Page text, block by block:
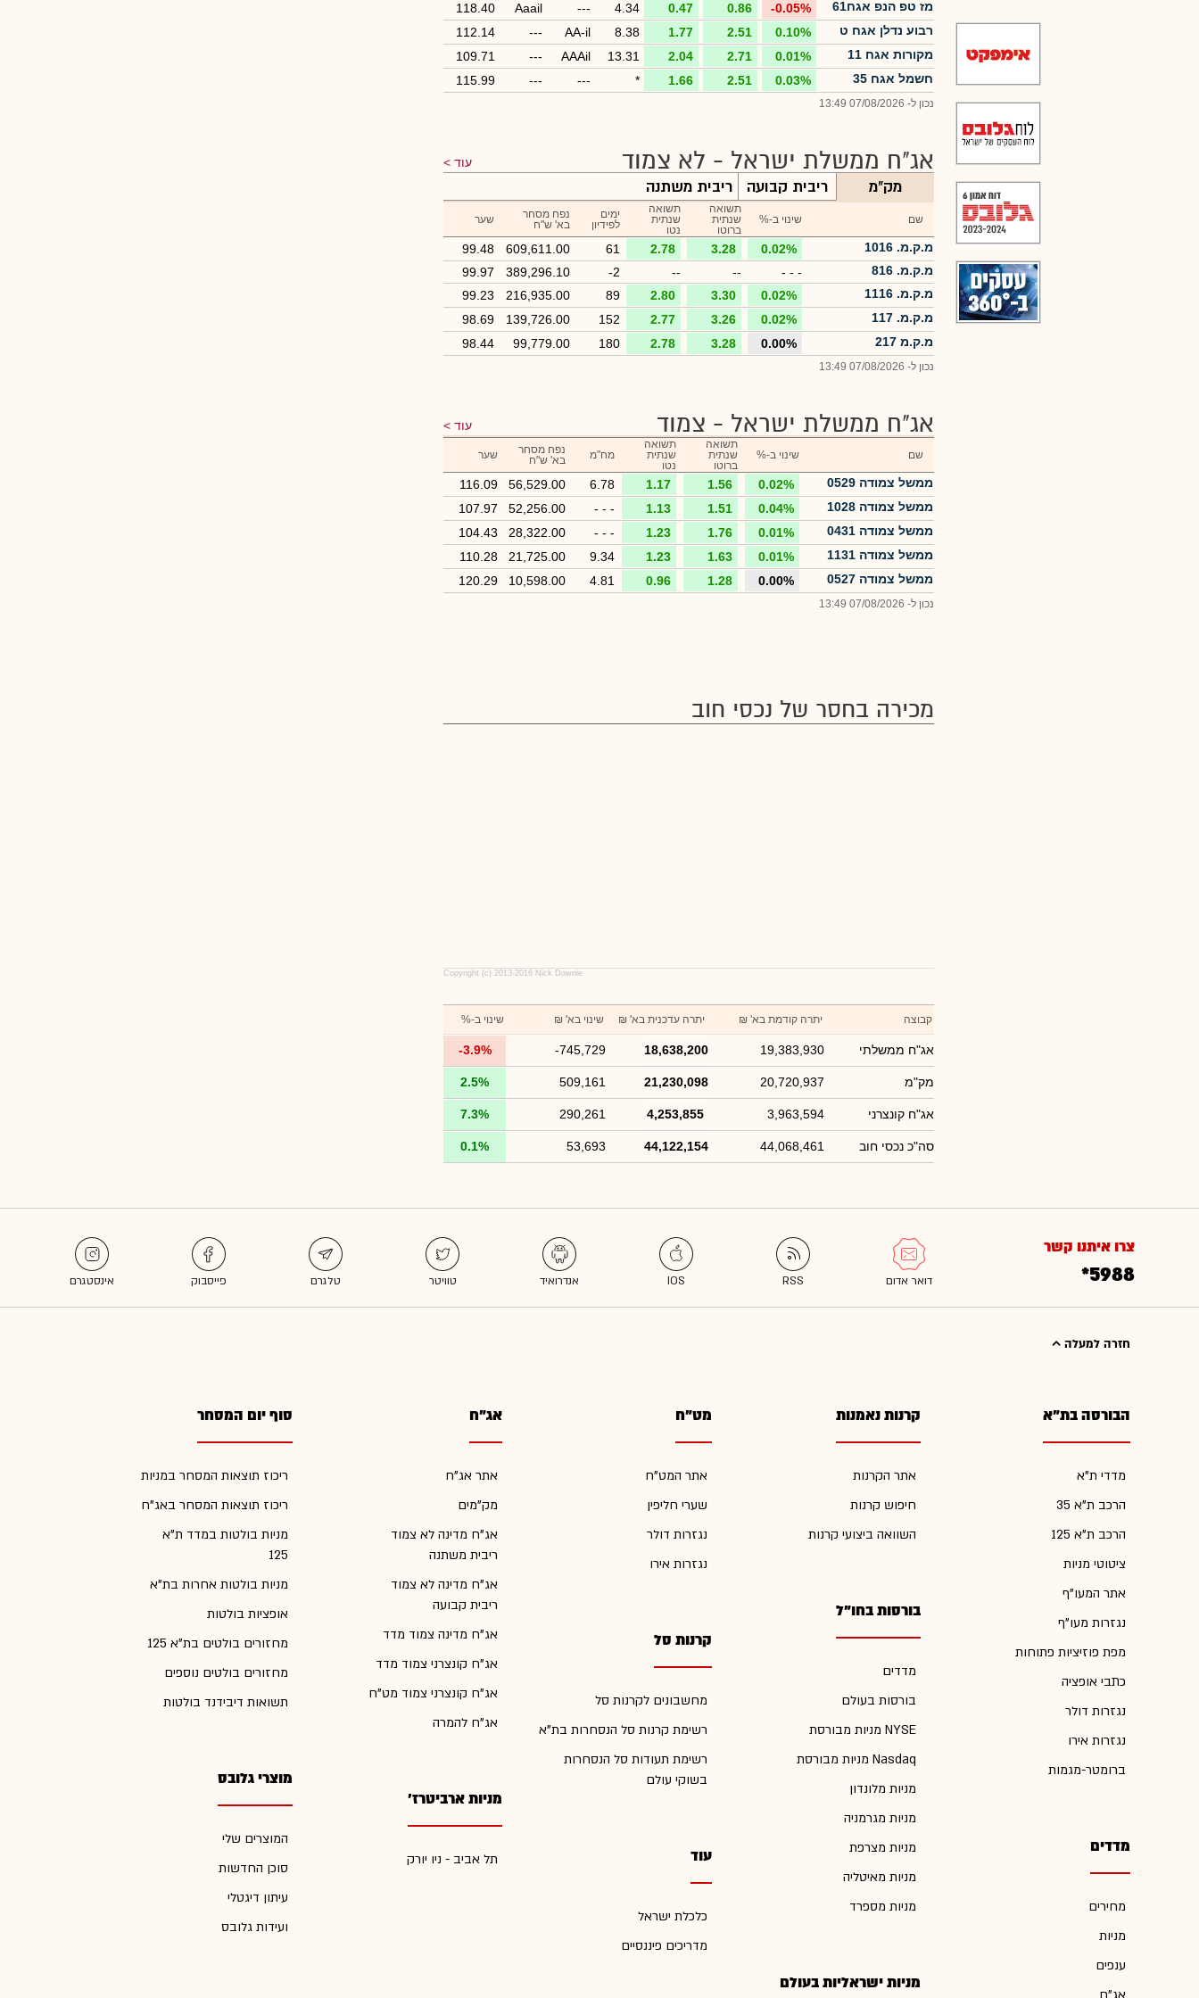
מז טפ הנפ אגח61 -0.05%
0.86
0.47
4.34
---
Aaail
118.40
רבוע נדלן אגח ט
0.10%
2.51
1.77
8.38
AA-il
---
112.14
מקורות אגח 11
0.01%
2.71
2.04
13.31
AAAil
---
109.71
חשמל אגח 35
0.03%
2.51
1.66
*
---
---
115.99
נכון ל- 07/08/2026 13:49
אג"ח ממשלת ישראל - לא צמוד עוד
מק"מ ריבית קבועה ריבית משתנה
שם שינוי ב-%
תשואה
שנתית
ברוטו
תשואה
שנתית
נטו
ימים
לפידיון
נפח מסחר
בא' ש"ח
שער
מ.ק.מ. 1016 0.02%
3.28
2.78
61
609,611.00
99.48
מ.ק.מ. 816
- - -
--
--
-2
389,296.10
99.97
מ.ק.מ. 1116
0.02%
3.30
2.80
89
216,935.00
99.23
מ.ק.מ. 117
0.02%
3.26
2.77
152
139,726.00
98.69
מ.ק.מ 217
0.00%
3.28
2.78
180
99,779.00
98.44
נכון ל- 07/08/2026 13:49
אג"ח ממשלת ישראל - צמוד עוד
שם שינוי ב-%
תשואה
שנתית
ברוטו
תשואה
שנתית
נטו
מח"מ
נפח מסחר
בא' ש"ח
שער
ממשל צמודה 0529 0.02%
1.56
1.17
6.78
56,529.00
116.09
ממשל צמודה 1028
0.04%
1.51
1.13
- - -
52,256.00
107.97
ממשל צמודה 0431
0.01%
1.76
1.23
- - -
28,322.00
104.43
ממשל צמודה 1131
0.01%
1.63
1.23
9.34
21,725.00
110.28
ממשל צמודה 0527
0.00%
1.28
0.96
4.81
10,598.00
120.29
נכון ל- 07/08/2026 13:49
מכירה בחסר של נכסי חוב
Copyright (c) 2013-2016 Nick Downie
קבוצה יתרה קודמת בא' ₪ יתרה עדכנית בא' ₪ שינוי בא' ₪ שינוי ב-%
אג"ח ממשלתי 19,383,930
18,638,200
-745,729
-3.9%
מק"מ 20,720,937
21,230,098
509,161
2.5%
אג"ח קונצרני 3,963,594
4,253,855
290,261
7.3%
סה"כ נכסי חוב 44,068,461
44,122,154
53,693
0.1%
צרו איתנו קשר
*5988
חזרה למעלה
הבורסה בת"א
מדדי ת"א
הרכב ת"א 35
הרכב ת"א 125
ציטוטי מניות
אתר המעו"ף
נגזרות מעו"ף
מפת פוזיציות פתוחות
כתבי אופציה
נגזרות דולר
נגזרות אירו
ברומטר-מגמות
מדדים
מחירים
מניות
ענפים
קרנות נאמנות
אתר הקרנות
חיפוש קרנות
השוואה ביצועי קרנות
בורסות בחו"ל
מדדים
בורסות בעולם
מניות מבורסת NYSE
מניות מבורסת Nasdaq
מניות מלונדון
מניות מגרמניה
מניות מצרפת
מניות מאיטליה
מניות מספרד
מניות ישראליות בעולם
מט"ח
אתר המט"ח
שערי חליפין
נגזרות דולר
נגזרות אירו
קרנות סל
מחשבונים לקרנות סל
רשימת קרנות סל הנסחרות בת"א
רשימת תעודות סל הנסחרות
בשוקי עולם
עוד
כלכלת ישראל
מדריכים פיננסיים
אג"ח
אתר אג"ח
מק"מים
אג"ח מדינה לא צמוד
ריבית משתנה
אג"ח מדינה לא צמוד
ריבית קבועה
אג"ח מדינה צמוד מדד
אג"ח קונצרני צמוד מדד
אג"ח קונצרני צמוד מט"ח
אג"ח להמרה
מניות ארביטרז'
תל אביב - ניו יורק
סוף יום המסחר
ריכוז תוצאות המסחר במניות
ריכוז תוצאות המסחר באג"ח
מניות בולטות במדד ת"א
125
מניות בולטות אחרות בת"א
אופציות בולטות
מחזורים בולטים בת"א 125
מחזורים בולטים נוספים
תשואות דיבידנד בולטות
מוצרי גלובס
המוצרים שלי
סוכן החדשות
עיתון דיגטלי
ועידות גלובס